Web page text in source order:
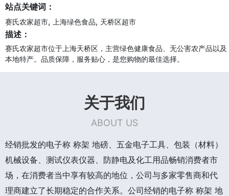
站点关键词：
赛氏农家超市, 上海绿色食品, 天桥区超市
描述：
赛氏农家超市位于上海天桥区，主营绿色健康食品、无公害农产品以及
本地特产。品质保障，服务贴心，是您购物的最佳选择。
关于我们
ABOUT US
经销批发的电子称 称架 地磅、五金电子工具、包装（材料）
机械设备、测试仪表仪器、防静电及化工用品畅销消费者市
场，在消费者当中享有较高的地位，公司与多家零售商和代
理商建立了长期稳定的合作关系。公司经销的电子称 称架 地